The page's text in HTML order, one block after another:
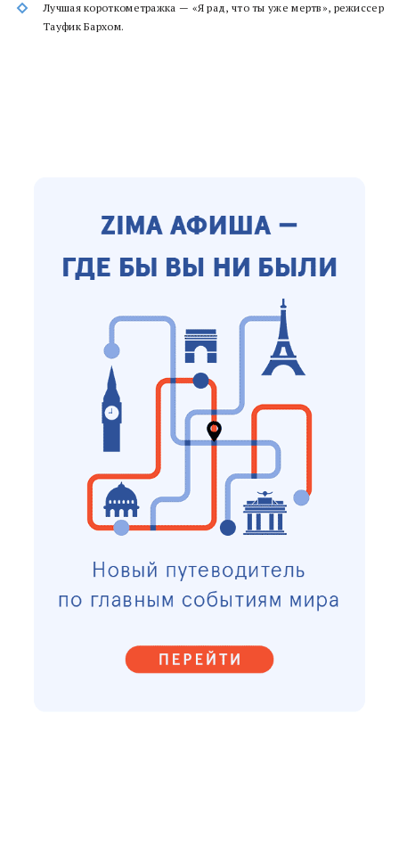
Лучшая короткометражка — «Я рад, что ты уже мертв», режиссер
Тауфик Бархом.